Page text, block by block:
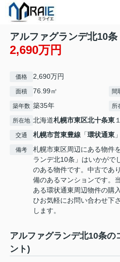
アルファグランデ北10条
2,690万円
価格 2,690万円
面積 76.99㎡ 間
築年数 築35年 所
所在地 北海道札幌市東区北十条東
交通 札幌市営東豊線 「環状通東
備考
札幌市東区周辺にある物件
ランデ北10条」はいかがで
のある物件です。中古であ
備のあるマンションです。
ある環状通東周辺物件の購
ひお気軽にお問い合わせ下
します。
アルファグランデ北10条の
ント)